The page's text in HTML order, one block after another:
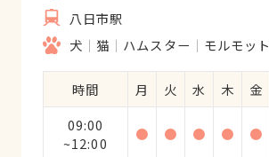
八日市駅
犬
猫 ハムスター モルモット
時間 月 火 水 木 金
09:00
~12:00
● ● ● ● ●